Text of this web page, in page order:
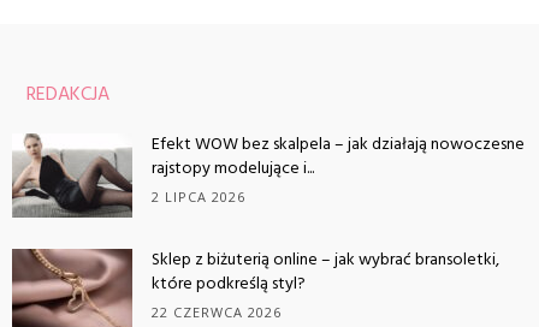
REDAKCJA
Efekt WOW bez skalpela – jak działają nowoczesne
rajstopy modelujące i...
2 LIPCA 2026
Sklep z biżuterią online – jak wybrać bransoletki,
które podkreślą styl?
22 CZERWCA 2026